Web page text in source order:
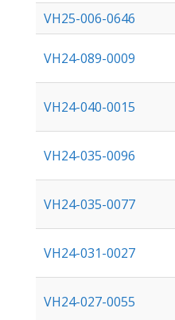
VH25-006-0646
VH24-089-0009
VH24-040-0015
VH24-035-0096
VH24-035-0077
VH24-031-0027
VH24-027-0055